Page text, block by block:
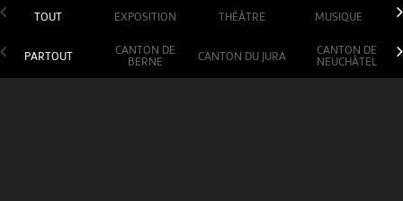
TOUT EXPOSITION THÉÂTRE MUSIQUE
PARTOUT
CANTON DE
BERNE
CANTON DU JURA
CANTON DE
NEUCHÂTEL